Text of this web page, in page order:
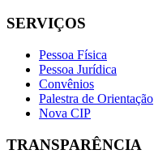
SERVIÇOS
Pessoa Física
Pessoa Jurídica
Convênios
Palestra de Orientação
Nova CIP
TRANSPARÊNCIA